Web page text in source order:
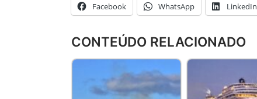
Facebook WhatsApp LinkedIn
CONTEÚDO RELACIONADO